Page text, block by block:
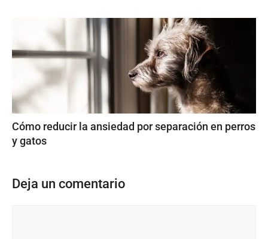
Cómo reducir la ansiedad por separación en perros
y gatos
Deja un comentario